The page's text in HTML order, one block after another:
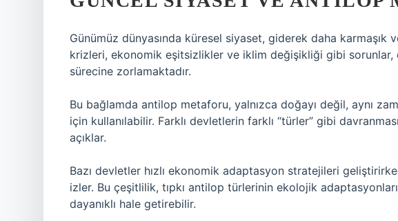
Günümüz dünyasında küresel siyaset, giderek daha karmaşık
krizleri, ekonomik eşitsizlikler ve iklim değişikliği gibi
sürecine zorlamaktadır.
Bu bağlamda antilop metaforu, yalnızca doğayı değil, aynı
için kullanılabilir. Farklı devletlerin farklı “türler” gibi
açıklar.
Bazı devletler hızlı ekonomik adaptasyon stratejileri
izler. Bu çeşitlilik, tıpkı antilop türlerinin ekolojik
dayanıklı hale getirebilir.